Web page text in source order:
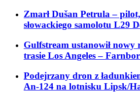
Zmarł Dušan Petrula –
słowackiego samolotu L29
Gulfstream ustanowił
trasie Los Angeles –
Podejrzany dron z
An-124 na lotnisku Lipsk/